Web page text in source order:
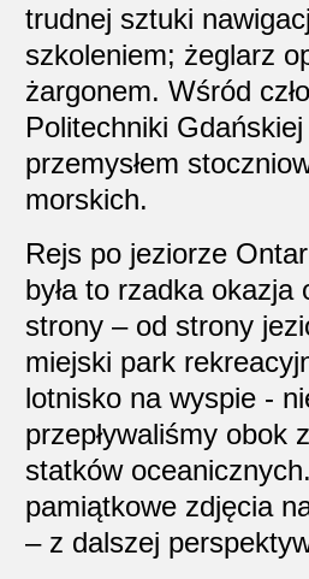
trudnej sztuki
szkoleniem; żeglarz
żargonem. Wśród
Politechniki
przemysłem
morskich.
Rejs po jeziorze
była to rzadka
strony – od strony
miejski park
lotnisko na wyspie -
przepływaliśmy obok
statków
pamiątkowe zdjęcia
– z dalszej